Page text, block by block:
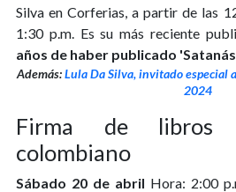
Silva en Corferias, a partir de las
1:30 p.m. Es su más reciente
años de haber publicado
Además:Lula Da Silva, invitado especial
2024
Firma de libros
colombiano
Sábado 20 de abril Hora: 2:00